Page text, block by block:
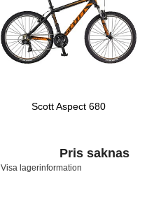
Scott Aspect 680
Pris saknas
Visa lagerinformation